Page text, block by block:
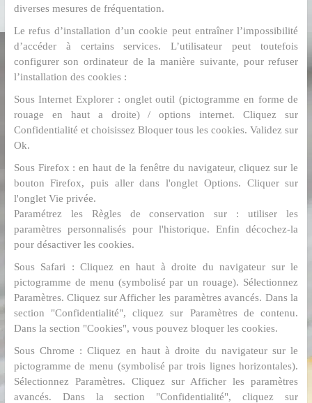
diverses mesures de fréquentation.
Le refus d’installation d’un cookie peut entraîner l’impossibilité
d’accéder à certains services. L’utilisateur peut toutefois
configurer son ordinateur de la manière suivante, pour refuser
l’installation des cookies :
Sous Internet Explorer : onglet outil (pictogramme en forme de
rouage en haut a droite) / options internet. Cliquez sur
Confidentialité et choisissez Bloquer tous les cookies. Validez sur
Ok.
Sous Firefox : en haut de la fenêtre du navigateur, cliquez sur le
bouton Firefox, puis aller dans l'onglet Options. Cliquer sur
l'onglet Vie privée.
Paramétrez les Règles de conservation sur : utiliser les
paramètres personnalisés pour l'historique. Enfin décochez-la
pour désactiver les cookies.
Sous Safari : Cliquez en haut à droite du navigateur sur le
pictogramme de menu (symbolisé par un rouage). Sélectionnez
Paramètres. Cliquez sur Afficher les paramètres avancés. Dans la
section "Confidentialité", cliquez sur Paramètres de contenu.
Dans la section "Cookies", vous pouvez bloquer les cookies.
Sous Chrome : Cliquez en haut à droite du navigateur sur le
pictogramme de menu (symbolisé par trois lignes horizontales).
Sélectionnez Paramètres. Cliquez sur Afficher les paramètres
avancés. Dans la section "Confidentialité", cliquez sur